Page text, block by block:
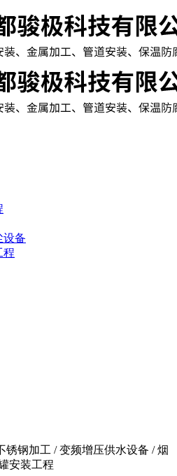
设备
程
锈钢加工 / 变频增压供水设备 / 烟
安装工程